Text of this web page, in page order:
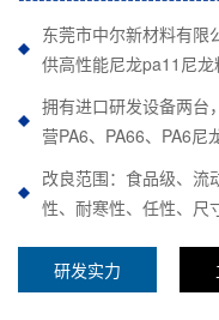
东莞市中尔新材料有限
供高性能尼龙pa11尼龙
拥有进口研发设备两台
营PA6、PA66、PA6尼
改良范围：食品级、流
性、耐寒性、任性、尺
研发实力